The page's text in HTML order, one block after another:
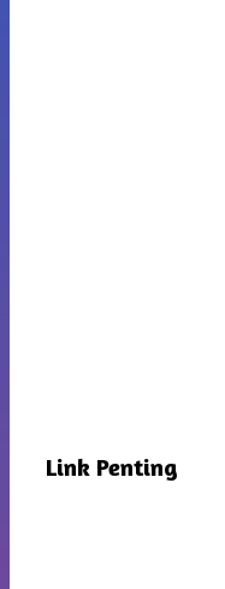
Link Penting